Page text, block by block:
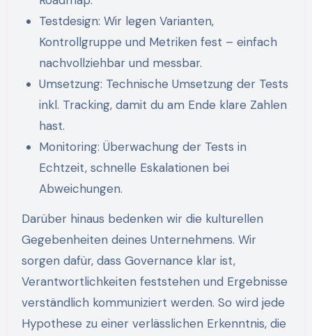
Testdesign: Wir legen Varianten,
Kontrollgruppe und Metriken fest – einfach
nachvollziehbar und messbar.
Umsetzung: Technische Umsetzung der Tests
inkl. Tracking, damit du am Ende klare Zahlen
hast.
Monitoring: Überwachung der Tests in
Echtzeit, schnelle Eskalationen bei
Abweichungen.
Darüber hinaus bedenken wir die kulturellen
Gegebenheiten deines Unternehmens. Wir
sorgen dafür, dass Governance klar ist,
Verantwortlichkeiten feststehen und Ergebnisse
verständlich kommuniziert werden. So wird jede
Hypothese zu einer verlässlichen Erkenntnis, die